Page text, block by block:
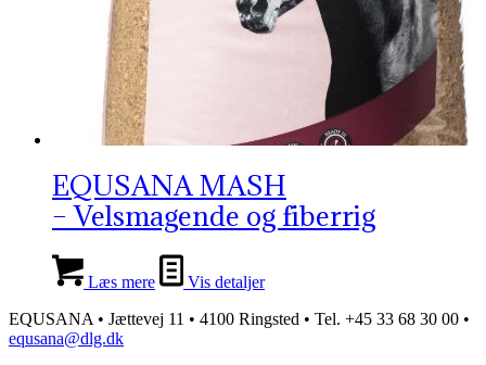
EQUSANA MASH
– Velsmagende og fiberrig
Læs mere
Vis detaljer
EQUSANA • Jættevej 11 • 4100 Ringsted • Tel. +45 33 68 30 00 •
equsana@dlg.dk